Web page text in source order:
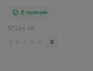
В наличии
50284-08
0